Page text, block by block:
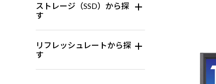
ストレージ（SSD）から探
す
リフレッシュレートから探
す